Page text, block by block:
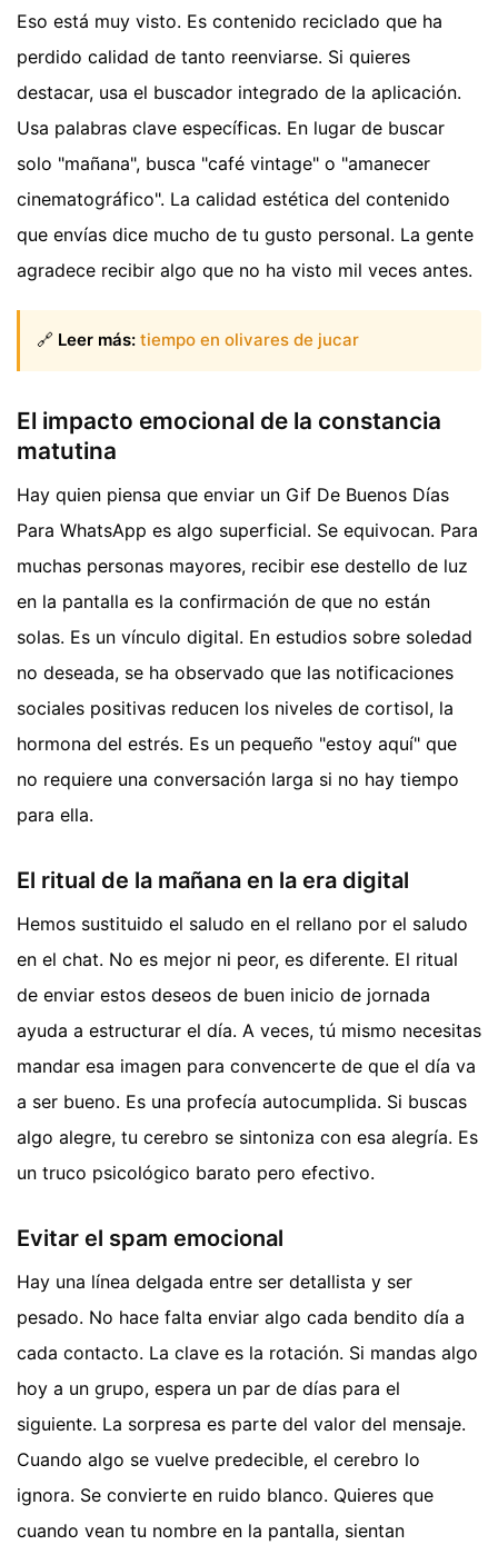
Eso está muy visto. Es contenido reciclado que ha
perdido calidad de tanto reenviarse. Si quieres
destacar, usa el buscador integrado de la aplicación.
Usa palabras clave específicas. En lugar de buscar
solo "mañana", busca "café vintage" o "amanecer
cinematográfico". La calidad estética del contenido
que envías dice mucho de tu gusto personal. La gente
agradece recibir algo que no ha visto mil veces antes.
🔗 Leer más: tiempo en olivares de jucar
El impacto emocional de la constancia
matutina
Hay quien piensa que enviar un Gif De Buenos Días
Para WhatsApp es algo superficial. Se equivocan. Para
muchas personas mayores, recibir ese destello de luz
en la pantalla es la confirmación de que no están
solas. Es un vínculo digital. En estudios sobre soledad
no deseada, se ha observado que las notificaciones
sociales positivas reducen los niveles de cortisol, la
hormona del estrés. Es un pequeño "estoy aquí" que
no requiere una conversación larga si no hay tiempo
para ella.
El ritual de la mañana en la era digital
Hemos sustituido el saludo en el rellano por el saludo
en el chat. No es mejor ni peor, es diferente. El ritual
de enviar estos deseos de buen inicio de jornada
ayuda a estructurar el día. A veces, tú mismo necesitas
mandar esa imagen para convencerte de que el día va
a ser bueno. Es una profecía autocumplida. Si buscas
algo alegre, tu cerebro se sintoniza con esa alegría. Es
un truco psicológico barato pero efectivo.
Evitar el spam emocional
Hay una línea delgada entre ser detallista y ser
pesado. No hace falta enviar algo cada bendito día a
cada contacto. La clave es la rotación. Si mandas algo
hoy a un grupo, espera un par de días para el
siguiente. La sorpresa es parte del valor del mensaje.
Cuando algo se vuelve predecible, el cerebro lo
ignora. Se convierte en ruido blanco. Quieres que
cuando vean tu nombre en la pantalla, sientan